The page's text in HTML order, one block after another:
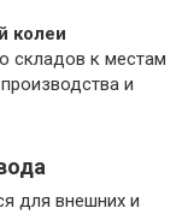
колеи
складов к местам
и
для внешних и